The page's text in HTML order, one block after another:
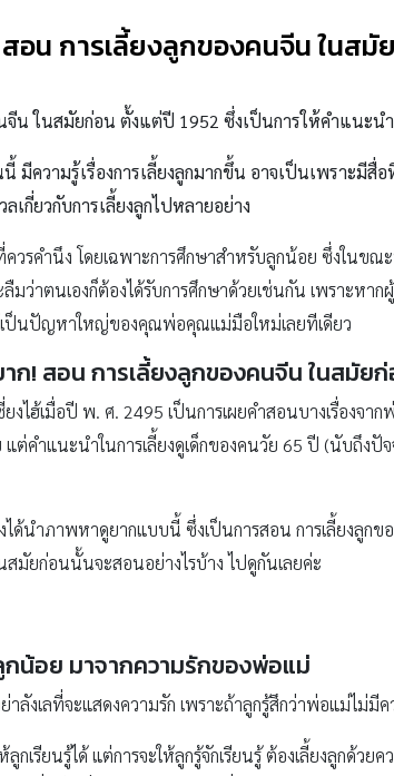
อน การเลี้ยงลูกของคนจีน ในส
จีน ในสมัยก่อน ตั้งแต่ปี 1952 ซึ่งเป็นการให้คำแนะน
วามรู้เรื่องการเลี้ยงลูกมากขึ้น อาจเป็นเพราะมีสื่อ
กี่ยวกับการเลี้ยงลูกไปหลายอย่าง
ควรคำนึง โดยเฉพาะการศึกษาสำหรับลูกน้อย ซึ่งในข
าตนเองก็ต้องได้รับการศึกษาด้วยเช่นกัน เพราะหา
เป็นปัญหาใหญ่ของคุณพ่อคุณแม่มือใหม่เลยทีเดียว
ก! สอน การเลี้ยงลูกของคนจีนในสมัย
ยงไฮ้เมื่อปี พ. ศ. 2495 เป็นการเผยคำสอนบางเรื่องจ
ต่คำแนะนำในการเลี้ยงดูเด็กของคนวัย 65 ปี (นับถึง
ได้นำภาพหาดูยากแบบนี้ ซึ่งเป็นการสอน การเลี้ยงลู
สมัยก่อนนั้นจะสอนอย่างไรบ้าง ไปดูกันเลยค่ะ
น้อย มาจากความรักของพ่อแม่
ลังเลที่จะแสดงความรัก เพราะถ้าลูกรู้สึกว่าพ่อแม่ไม่มี
กเรียนรู้ได้ แต่การจะให้ลูกรู้จักเรียนรู้ ต้องเลี้ยงลูกด้ว